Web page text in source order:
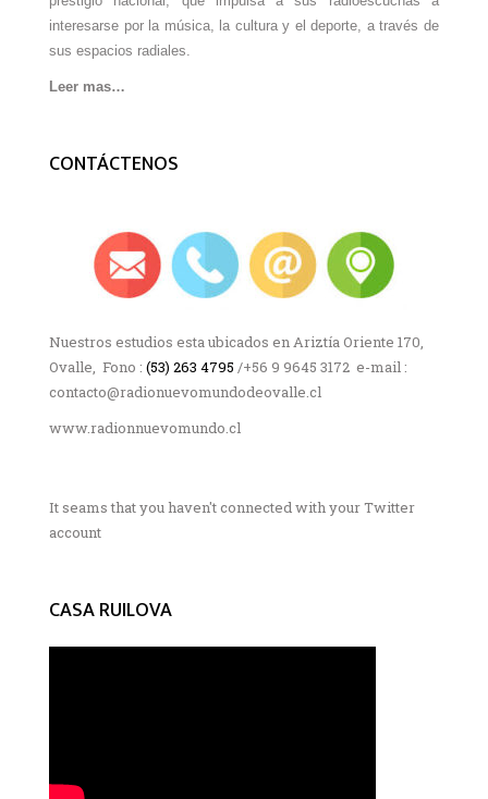
interesarse por la música, la cultura y el deporte, a través de
sus espacios radiales.
Leer mas…
CONTÁCTENOS
Nuestros estudios esta ubicados en Ariztía Oriente 170,
Ovalle, Fono : (53) 263 4795 /+56 9 9645 3172 e-mail :
contacto@radionuevomundodeovalle.cl
www.radionnuevomundo.cl
It seams that you haven't connected with your Twitter
account
CASA RUILOVA